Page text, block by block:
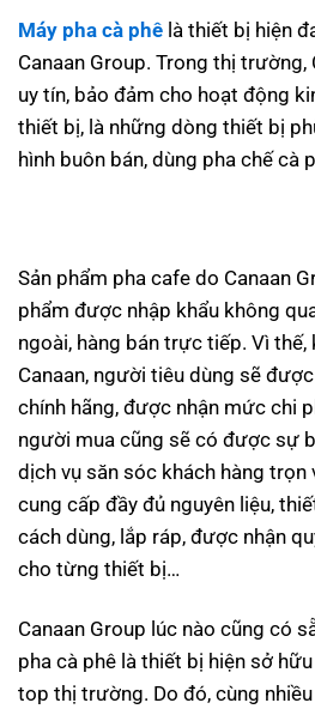
Máy pha cà phê là thiết bị hiện
Canaan Group. Trong thị trường,
uy tín, bảo đảm cho hoạt động
thiết bị, là những dòng thiết bị
hình buôn bán, dùng pha chế cà
Sản phẩm pha cafe do Canaan
phẩm được nhập khẩu không
ngoài, hàng bán trực tiếp. Vì thế,
Canaan, người tiêu dùng sẽ
chính hãng, được nhận mức chi
người mua cũng sẽ có được sự
dịch vụ săn sóc khách hàng trọn
cung cấp đầy đủ nguyên liệu,
cách dùng, lắp ráp, được nhận
cho từng thiết bị…
Canaan Group lúc nào cũng có
pha cà phê là thiết bị hiện sở
top thị trường. Do đó, cùng